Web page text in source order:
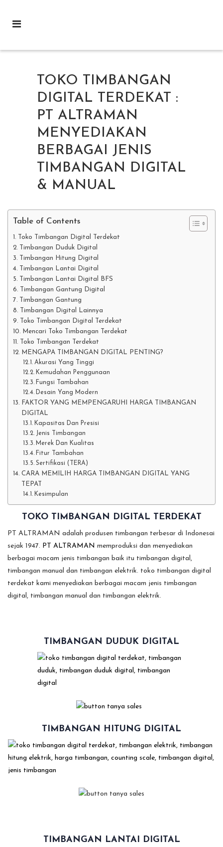
TOKO TIMBANGAN
DIGITAL TERDEKAT :
PT ALTRAMAN
MENYEDIAKAN
BERBAGAI JENIS
TIMBANGAN DIGITAL
& MANUAL
Table of Contents
Toko Timbangan Digital Terdekat
Timbangan Duduk Digital
Timbangan Hitung Digital
Timbangan Lantai Digital
Timbangan Lantai Digital BFS
Timbangan Gantung Digital
Timbangan Gantung
Timbangan Digital Lainnya
Toko Timbangan Digital Terdekat
Mencari Toko Timbangan Terdekat
Toko Timbangan Terdekat
MENGAPA TIMBANGAN DIGITAL PENTING?
Akurasi Yang Tinggi
Kemudahan Penggunaan
Fungsi Tambahan
Desain Yang Modern
FAKTOR YANG MEMPENGARUHI HARGA TIMBANGAN
DIGITAL
Kapasitas Dan Presisi
Jenis Timbangan
Merek Dan Kualitas
Fitur Tambahan
Sertifikasi (TERA)
CARA MEMILIH HARGA TIMBANGAN DIGITAL YANG
TEPAT
Kesimpulan
TOKO TIMBANGAN DIGITAL TERDEKAT
PT ALTRAMAN adalah produsen timbangan terbesar di Indonesai
sejak 1947. PT ALTRAMAN memproduksi dan menyediakan
berbagai macam jenis timbangan baik itu timbangan digital,
timbangan manual dan timbangan elektrik. toko timbangan digital
terdekat kami menyediakan berbagai macam jenis timbangan
digital, timbangan manual dan timbangan elektrik.
TIMBANGAN DUDUK DIGITAL
TIMBANGAN HITUNG DIGITAL
TIMBANGAN LANTAI DIGITAL